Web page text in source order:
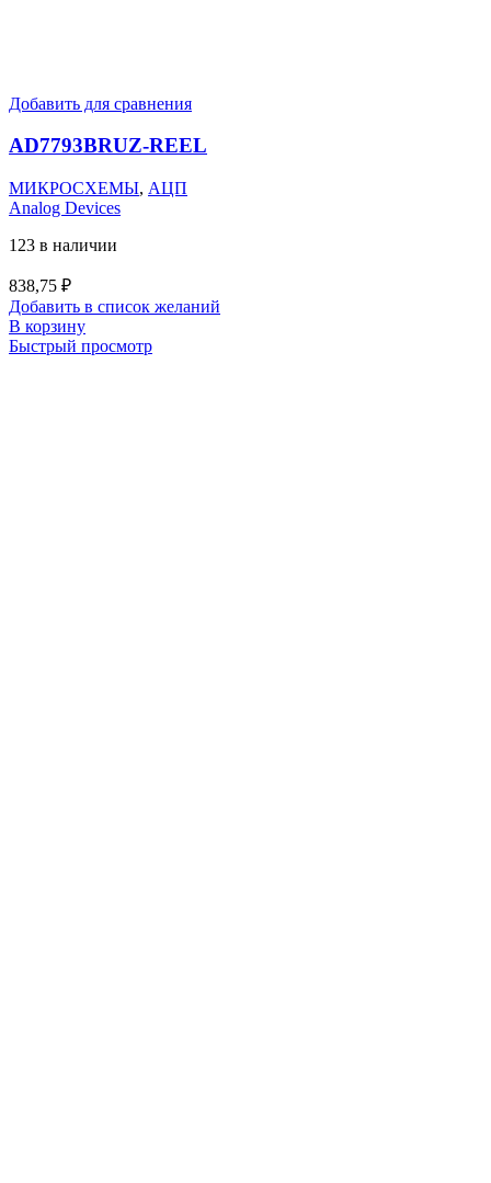
Добавить для сравнения
AD7793BRUZ-REEL
МИКРОСХЕМЫ, АЦП
Analog Devices
123 в наличии
838,75 ₽
Добавить в список желаний
В корзину
Быстрый просмотр